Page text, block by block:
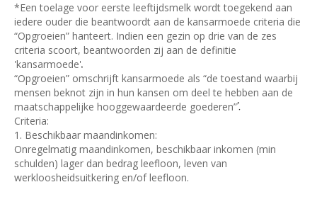
*Een toelage voor eerste leeftijdsmelk wordt toegekend aan
iedere ouder die beantwoordt aan de kansarmoede criteria die
“Opgroeien” hanteert. Indien een gezin op drie van de zes
criteria scoort, beantwoorden zij aan de definitie
'kansarmoede'
“Opgroeien” omschrijft kansarmoede als “de toestand waarbij
mensen beknot zijn in hun kansen om deel te hebben aan de
maatschappelijke hooggewaardeerde goederen”
Criteria:
1. Beschikbaar maandinkomen:
Onregelmatig maandinkomen, beschikbaar inkomen (min
schulden) lager dan bedrag leefloon, leven van
werkloosheidsuitkering en/of leefloon.